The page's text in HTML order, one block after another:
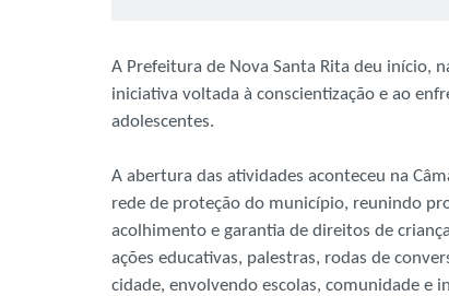
A Prefeitura de Nova Santa Rita deu início,
iniciativa voltada à conscientização e ao
adolescentes.
A abertura das atividades aconteceu na
rede de proteção do município, reunindo
acolhimento e garantia de direitos de
ações educativas, palestras, rodas de
cidade, envolvendo escolas, comunidade e